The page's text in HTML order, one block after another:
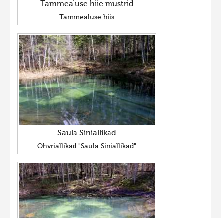
Tammealuse hiie mustrid
Tammealuse hiis
Saula Siniallikad
Ohvriallikad "Saula Siniallikad"